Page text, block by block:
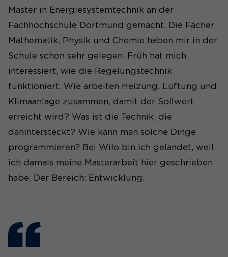
Master in Energiesystemtechnik an der
Fachhochschule Dortmund gemacht. Die Fächer
Mathematik, Physik und Chemie haben mir in der
Schule schon sehr gelegen. Früh hat mich
interessiert, wie die Regelungstechnik
funktioniert. Wie arbeiten Heizung, Lüftung und
Klimaanlage zusammen, damit der Sollwert
erreicht wird? Was ist die Technik, die
dahintersteckt? Wie kann man solche Dinge
programmieren? Bei Wilo bin ich gelandet, weil
ich damals meine Masterarbeit hier geschrieben
habe. Der Bereich: Entwicklung.